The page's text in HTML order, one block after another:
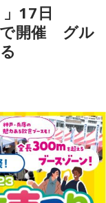
ンのステッカー
のことを師匠に
収録の予定があ
ーのおかわりをお
ホットコーヒーも
文。
ュージックサタデ
うことなん
ネスですよ(笑)」
はわからないで
ね」
プロレスから始ま
報士が乗っかっ
からなんです
っているんです
うのがあって、
17日
で開催 グル